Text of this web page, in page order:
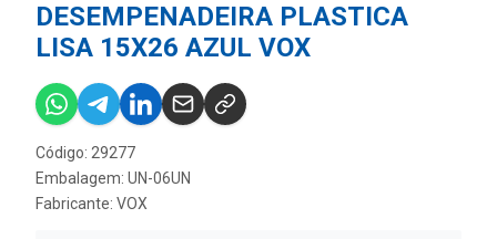
DESEMPENADEIRA PLASTICA
LISA 15X26 AZUL VOX
Código: 29277
Embalagem: UN-06UN
Fabricante: VOX